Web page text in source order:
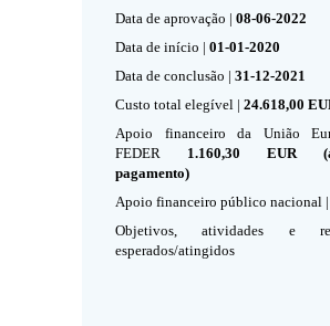
Data de aprovação | 08‐06‐2022
Data de início | 01‐01‐2020
Data de conclusão | 31‐12‐2021
Custo total elegível | 24.618,00
Apoio financeiro da União
FEDER 1.160,30 EUR
pagamento)
Apoio financeiro público nacional |
Objetivos, atividades e
esperados/atingidos